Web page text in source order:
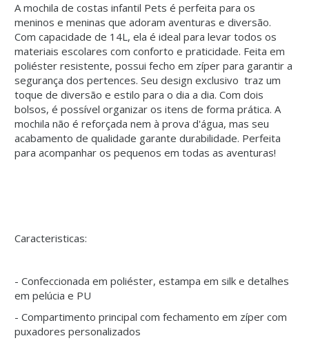
A mochila de costas infantil Pets é perfeita para os
meninos e meninas que adoram aventuras e diversão.
Com capacidade de 14L, ela é ideal para levar todos os
materiais escolares com conforto e praticidade. Feita em
poliéster resistente, possui fecho em zíper para garantir a
segurança dos pertences. Seu design exclusivo traz um
toque de diversão e estilo para o dia a dia. Com dois
bolsos, é possível organizar os itens de forma prática. A
mochila não é reforçada nem à prova d'água, mas seu
acabamento de qualidade garante durabilidade. Perfeita
para acompanhar os pequenos em todas as aventuras!
Caracteristicas:
- Confeccionada em poliéster, estampa em silk e detalhes
em pelúcia e PU
- Compartimento principal com fechamento em zíper com
puxadores personalizados